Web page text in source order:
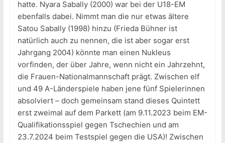
hatte. Nyara Sabally (2000) war bei der U18-EM
ebenfalls dabei. Nimmt man die nur etwas ältere
Satou Sabally (1998) hinzu (Frieda Bühner ist
natürlich auch zu nennen, die ist aber sogar erst
Jahrgang 2004) könnte man einen Nukleus
vorfinden, der über Jahre, wenn nicht ein Jahrzehnt,
die Frauen-Nationalmannschaft prägt. Zwischen elf
und 49 A-Länderspiele haben jene fünf Spielerinnen
absolviert – doch gemeinsam stand dieses Quintett
erst zweimal auf dem Parkett (am 9.11.2023 beim EM-
Qualifikationsspiel gegen Tschechien und am
23.7.2024 beim Testspiel gegen die USA)! Zwischen